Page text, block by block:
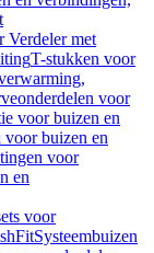
Verdeler met
T-stukken voor
voor
voor buizen en
buizen en
voor
en
voor
Systeembuizen